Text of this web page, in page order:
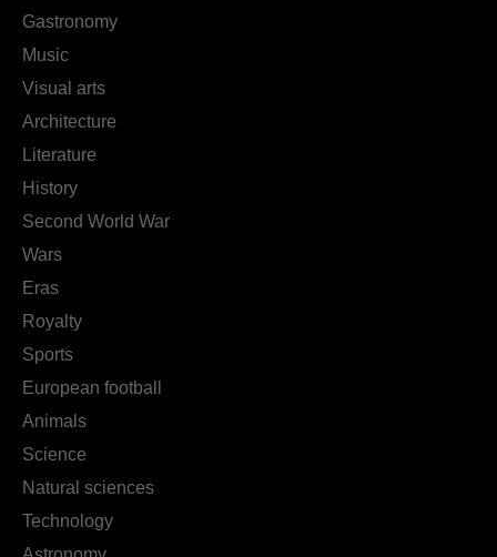
Gastronomy
Music
Visual arts
Architecture
Literature
History
Second World War
Wars
Eras
Royalty
Sports
European football
Animals
Science
Natural sciences
Technology